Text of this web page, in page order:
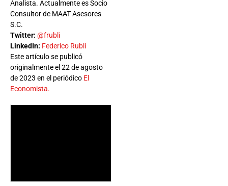
Analista. Actualmente es Socio
Consultor de MAAT Asesores
S.C.
Twitter: @frubli
LinkedIn: Federico Rubli
Este artículo se publicó
originalmente el 22 de agosto
de 2023 en el periódico El
Economista.